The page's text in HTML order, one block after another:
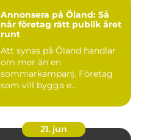
Annonsera på Öland: Så
når företag rätt publik året
runt
Att synas på Öland handlar
om mer än en
sommarkampanj. Företag
som vill bygga e...
21. jun